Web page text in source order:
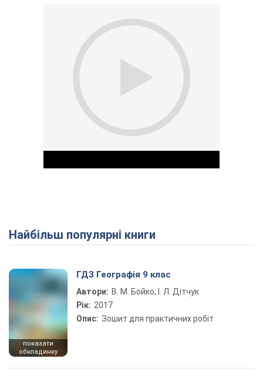
Play Video
Найбільш популярні книги
показати
обкладинку
ГДЗ Географія 9 клас
Автори: В. М. Бойко, І. Л. Дітчук
Рік: 2017
Опис: Зошит для практичних робіт